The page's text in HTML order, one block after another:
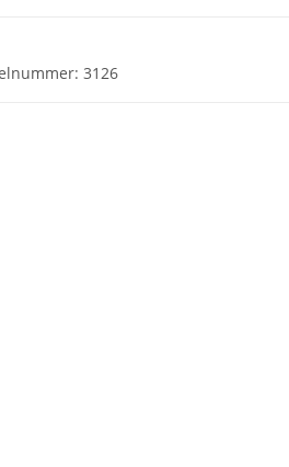
3126